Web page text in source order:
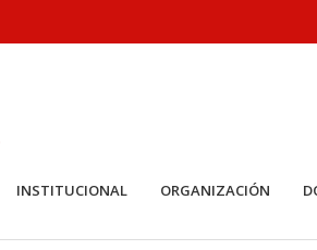
INSTITUCIONAL ORGANIZACIÓN